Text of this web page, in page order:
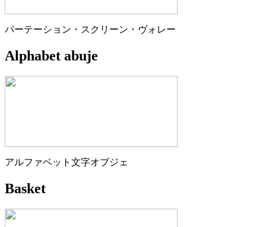
パーテーション・スクリーン・ヴォレー
Alphabet abuje
アルファベット文字オブジェ
Basket